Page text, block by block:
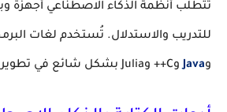
تتطلب أنظمة الذكاء الاصطناعي أجهزة
وJavaوC++ وJulia بشكل شائع في تطوير الذكاء الاصطناعي.